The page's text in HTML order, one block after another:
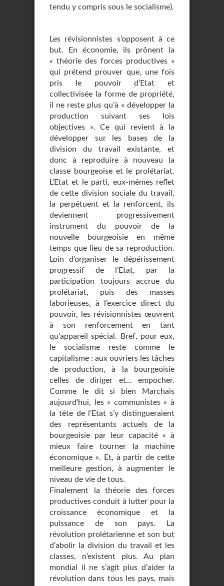
tendu y compris sous le socialisme).
Les révisionnistes s’opposent à ce
but. En économie, ils prônent la
« théorie des forces productives »
qui prétend prouver que, une fois
pris le pouvoir d’Etat et
collectivisée la forme de propriété,
il ne reste plus qu’à « développer la
production suivant ses lois
objectives ». Ce qui revient à la
développer sur les bases de la
division du travail exis­tante, et
donc à reproduire à nouveau la
classe bourgeoise et le prolétariat.
L’Etat et le parti, eux-mêmes reflet
de cette division sociale du travail,
la perpétuent et la ren­forcent, ils
deviennent progressivement
instrument du pouvoir de la
nouvelle bourgeoisie en même
temps que lieu de sa reproduction.
Loin d’organiser le dépérissement
progres­sif de l’Etat, par la
participation toujours accrue du
prolétariat, puis des masses
laborieuses, à l’exercice direct du
pouvoir, les révisionnistes œuvrent
à son renforce­ment en tant
qu’appareil spécial. Bref, pour eux,
le socialisme reste comme le
capitalis­me : aux ouvriers les tâches
de production, à la bourgeoisie
celles de diriger et... empocher.
Comme le dit si bien Marchais
aujourd’hui, les « communistes » à
la tête de l’Etat s’y distingueraient
des représentants actuels de la
bourgeoisie par leur capacité « à
mieux faire tourner la machine
économique ». Et, à partir de cette
meilleure gestion, à augmenter le
niveau de vie de tous.
Finalement la théorie des forces
productives conduit à lutter pour la
croissance économi­que et la
puissance de son pays. La
révolution prolétarienne et son but
d’abolir la divi­sion du travail et les
classes, n’existent plus. Au plan
mondial il ne s’agit plus d’ai­der la
révolution dans tous les pays, mais